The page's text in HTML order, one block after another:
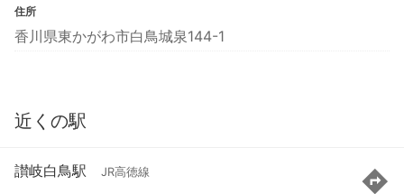
住所
香川県東かがわ市白鳥城泉144-1
近くの駅
讃岐白鳥駅 JR高徳線